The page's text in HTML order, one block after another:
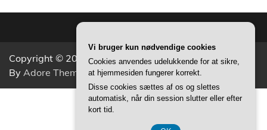
Copyright © 2026Aktivitets Nyt Theme: Popular News
By Adore Themes .
CVR 37407739
Vi bruger kun nødvendige cookies
Cookies anvendes udelukkende for at sikre,
at hjemmesiden fungerer korrekt.
Disse cookies sættes af os og slettes
automatisk, når din session slutter eller efter
kort tid.